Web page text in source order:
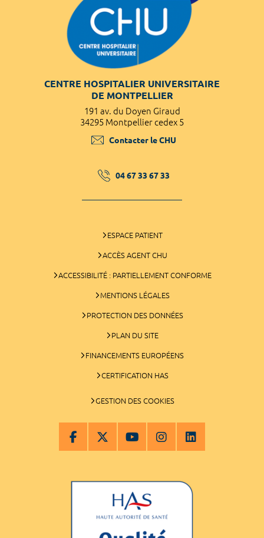
CENTRE HOSPITALIER UNIVERSITAIRE
DE MONTPELLIER
191 av. du Doyen Giraud
34295 Montpellier cedex 5
Contacter le CHU
04 67 33 67 33
ESPACE PATIENT
ACCÈS AGENT CHU
ACCESSIBILITÉ : PARTIELLEMENT CONFORME
MENTIONS LÉGALES
PROTECTION DES DONNÉES
PLAN DU SITE
FINANCEMENTS EUROPÉENS
CERTIFICATION HAS
GESTION DES COOKIES